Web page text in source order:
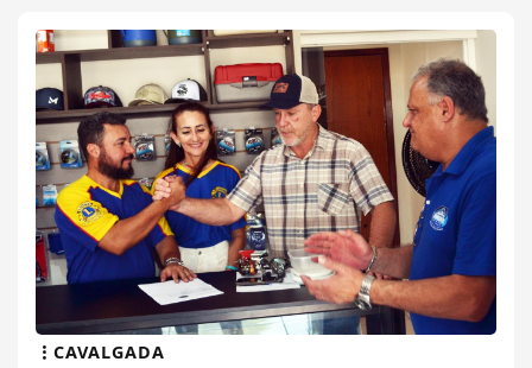
CAVALGADA